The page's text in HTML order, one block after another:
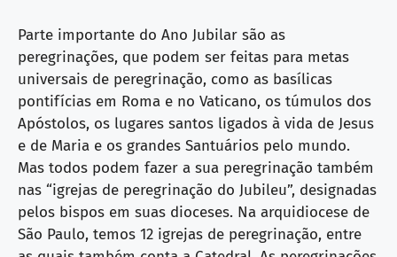
Parte importante do Ano Jubilar são as
peregrinações, que podem ser feitas para metas
universais de peregrinação, como as basílicas
pontifícias em Roma e no Vaticano, os túmulos dos
Apóstolos, os lugares santos ligados à vida de Jesus
e de Maria e os grandes Santuários pelo mundo.
Mas todos podem fazer a sua peregrinação também
nas “igrejas de peregrinação do Jubileu”, designadas
pelos bispos em suas dioceses. Na arquidiocese de
São Paulo, temos 12 igrejas de peregrinação, entre